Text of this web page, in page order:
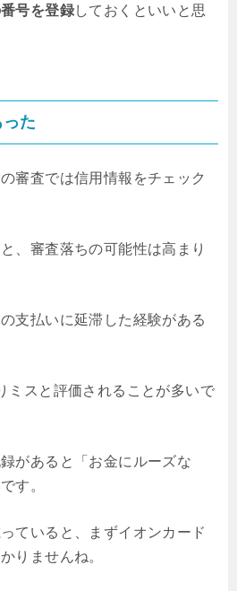
号を登録しておくといいと思
た
審査では信用情報をチェック
、審査落ちの可能性は高まり
支払いに延滞した経験がある
ミスと評価されることが多いで
があると「お金にルーズな
す。
ていると、まずイオンカード
りませんね。